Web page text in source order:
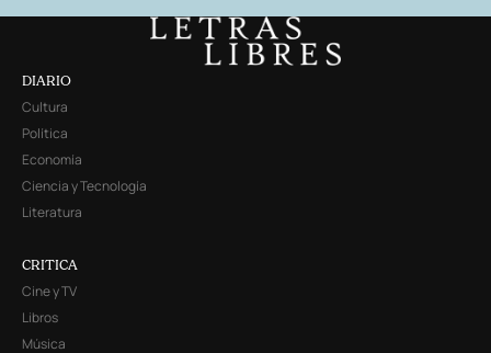
DIARIO
Cultura
Política
Economía
Ciencia y Tecnología
Literatura
CRITICA
Cine y TV
Libros
Música